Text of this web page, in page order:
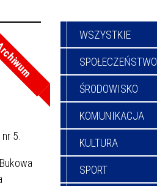
5.
WSZYSTKIE
SPOŁECZEŃSTWO
ŚRODOWISKO
KOMUNIKACJA
KULTURA
SPORT